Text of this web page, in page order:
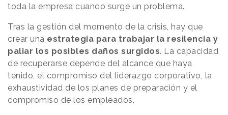
toda la empresa cuando surge un problema.
Tras la gestión del momento de la crisis, hay que
crear una estrategia para trabajar la resilencia y
paliar los posibles daños surgidos. La capacidad
de recuperarse depende del alcance que haya
tenido, el compromiso del liderazgo corporativo, la
exhaustividad de los planes de preparación y el
compromiso de los empleados.